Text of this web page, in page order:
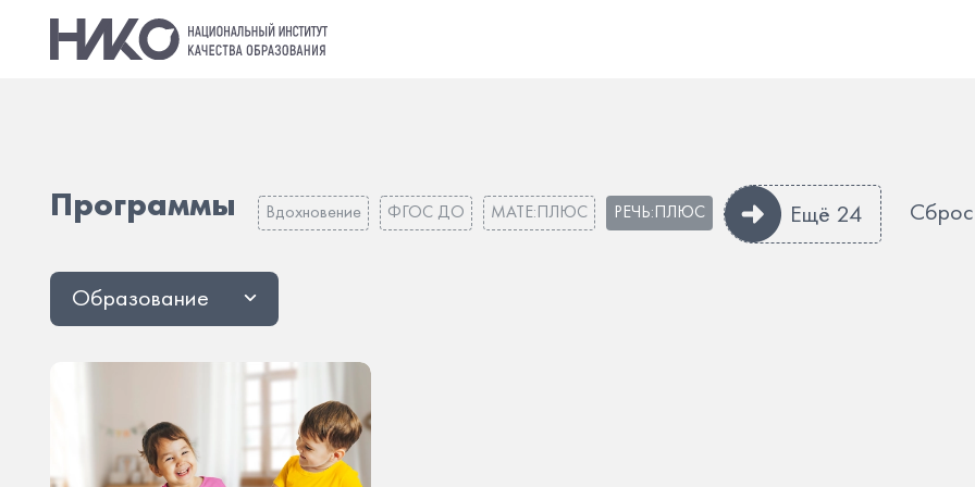
Программы Вдохновение ФГОС ДО МАТЕ:ПЛЮС РЕЧЬ:ПЛЮС Ещё 24
Образование